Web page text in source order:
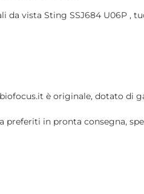
da vista Sting SSJ684 U06P ,
è originale, dotato di
preferiti in pronta consegna,